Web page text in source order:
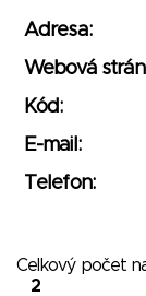
Adresa:
Webová
Kód:
E-mail:
Telefon:
Celkový počet
2